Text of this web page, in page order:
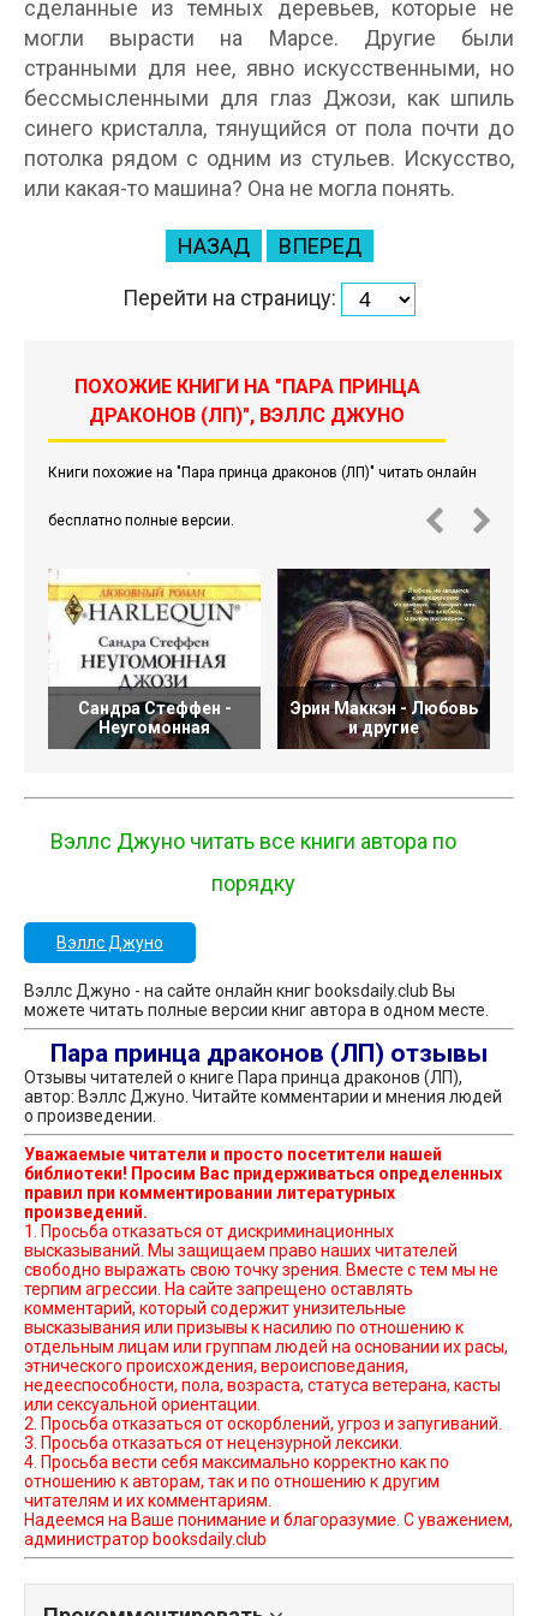
сделанные из темных деревьев, которые не
могли вырасти на Марсе. Другие были
странными для нее, явно искусственными, но
бессмысленными для глаз Джози, как шпиль
синего кристалла, тянущийся от пола почти до
потолка рядом с одним из стульев. Искусство,
или какая-то машина? Она не могла понять.
НАЗАД ВПЕРЕД
Перейти на страницу:
ПОХОЖИЕ КНИГИ НА "ПАРА ПРИНЦА
ДРАКОНОВ (ЛП)", ВЭЛЛС ДЖУНО
Книги похожие на "Пара принца драконов (ЛП)" читать онлайн
бесплатно полные версии.
Сандра Стеффен -
Неугомонная
Эрин Маккэн - Любовь
и другие
Вэллс Джуно читать все книги автора по
порядку
Вэллс Джуно
Вэллс Джуно - на сайте онлайн книг booksdaily.club Вы
можете читать полные версии книг автора в одном месте.
Пара принца драконов (ЛП) отзывы
Отзывы читателей о книге Пара принца драконов (ЛП),
автор: Вэллс Джуно. Читайте комментарии и мнения людей
о произведении.
Уважаемые читатели и просто посетители нашей
библиотеки! Просим Вас придерживаться определенных
правил при комментировании литературных
произведений.
1. Просьба отказаться от дискриминационных
высказываний. Мы защищаем право наших читателей
свободно выражать свою точку зрения. Вместе с тем мы не
терпим агрессии. На сайте запрещено оставлять
комментарий, который содержит унизительные
высказывания или призывы к насилию по отношению к
отдельным лицам или группам людей на основании их расы,
этнического происхождения, вероисповедания,
недееспособности, пола, возраста, статуса ветерана, касты
или сексуальной ориентации.
2. Просьба отказаться от оскорблений, угроз и запугиваний.
3. Просьба отказаться от нецензурной лексики.
4. Просьба вести себя максимально корректно как по
отношению к авторам, так и по отношению к другим
читателям и их комментариям.
Надеемся на Ваше понимание и благоразумие. С уважением,
администратор booksdaily.club